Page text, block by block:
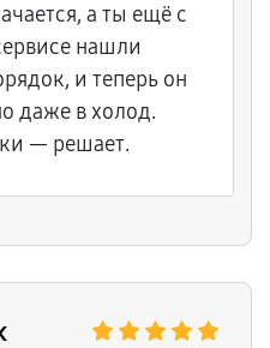
а ты ещё с
нашли
и теперь он
даже в холод.
— решает.